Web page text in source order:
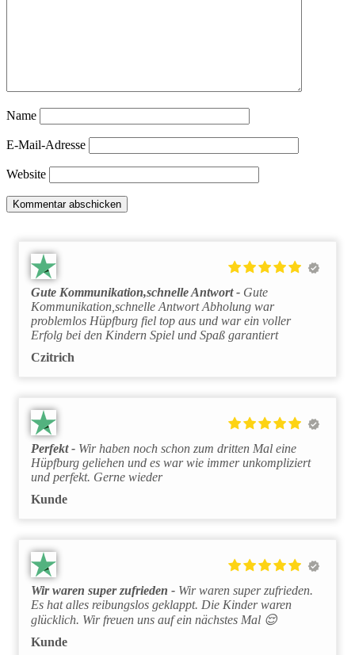
Name
E-Mail-Adresse
Website
Gute Kommunikation,schnelle Antwort
Gute
Kommunikation,schnelle Antwort Abholung war
problemlos Hüpfburg fiel top aus und war ein voller
Erfolg bei den Kindern Spiel und Spaß garantiert
Czitrich
Perfekt
Wir haben noch schon zum dritten Mal eine
Hüpfburg geliehen und es war wie immer unkompliziert
und perfekt. Gerne wieder
Kunde
Wir waren super zufrieden
Wir waren super zufrieden.
Es hat alles reibungslos geklappt. Die Kinder waren
glücklich. Wir freuen uns auf ein nächstes Mal 😌
Kunde